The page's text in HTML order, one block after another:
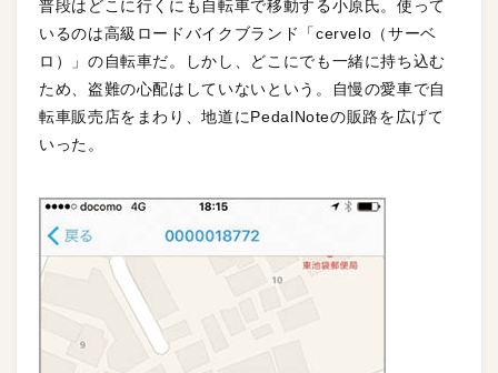
普段はどこに行くにも自転車で移動する小原氏。使って
いるのは高級ロードバイクブランド「cervelo（サーベ
ロ）」の自転車だ。しかし、どこにでも一緒に持ち込む
ため、盗難の心配はしていないという。自慢の愛車で自
転車販売店をまわり、地道にPedalNoteの販路を広げて
いった。